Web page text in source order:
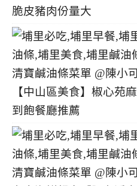
脆皮豬肉份量大
【中山區美食】椒心苑
到飽餐廳推薦